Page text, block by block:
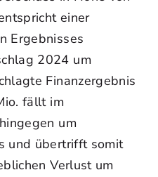
einer
Ergebnisses
2024 um
Finanzergebnis
fällt im
um
und übertrifft somit
Verlust um